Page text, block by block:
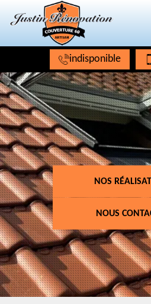
indisponible
NOS
NOUS